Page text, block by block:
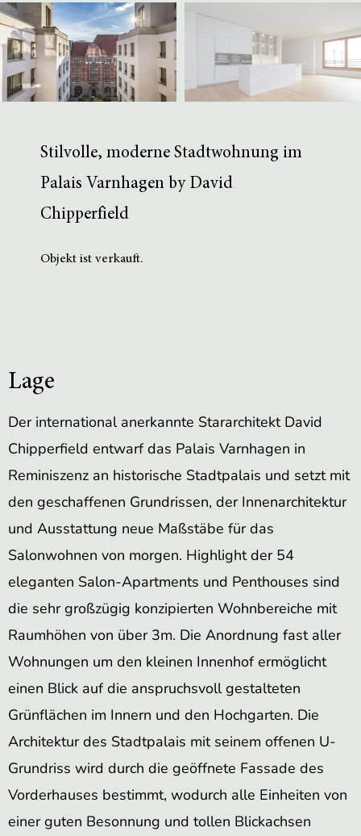
Stilvolle, moderne Stadtwohnung im
Palais Varnhagen by David
Chipperfield
Objekt ist verkauft.
Lage
Der international anerkannte Stararchitekt David
Chipperfield entwarf das Palais Varnhagen in
Reminiszenz an historische Stadtpalais und setzt mit
den geschaffenen Grundrissen, der Innenarchitektur
und Ausstattung neue Maßstäbe für das
Salonwohnen von morgen. Highlight der 54
eleganten Salon-Apartments und Penthouses sind
die sehr großzügig konzipierten Wohnbereiche mit
Raumhöhen von über 3m. Die Anordnung fast aller
Wohnungen um den kleinen Innenhof ermöglicht
einen Blick auf die anspruchsvoll gestalteten
Grünflächen im Innern und den Hochgarten. Die
Architektur des Stadtpalais mit seinem offenen U-
Grundriss wird durch die geöffnete Fassade des
Vorderhauses bestimmt, wodurch alle Einheiten von
einer guten Besonnung und tollen Blickachsen